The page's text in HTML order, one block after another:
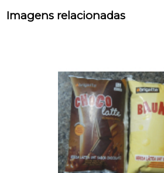
Imagens relacionadas